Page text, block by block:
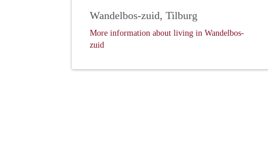
Wandelbos-zuid, Tilburg
More information about living in Wandelbos-
zuid